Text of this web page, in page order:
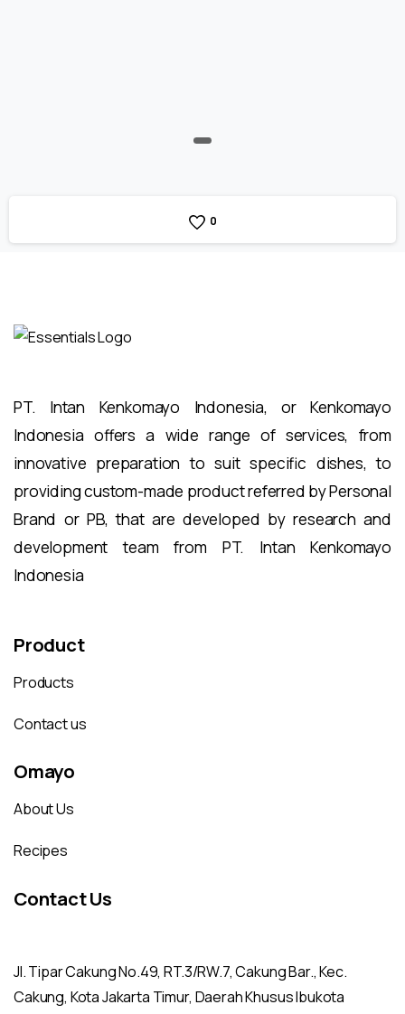
0
PT. Intan Kenkomayo Indonesia, or Kenkomayo
Indonesia offers a wide range of services, from
innovative preparation to suit specific dishes, to
providing custom-made product referred by Personal
Brand or PB, that are developed by research and
development team from PT. Intan Kenkomayo
Indonesia
Product
Products
Contact us
Omayo
About Us
Recipes
Contact Us
Jl. Tipar Cakung No.49, RT.3/RW.7, Cakung Bar., Kec.
Cakung, Kota Jakarta Timur, Daerah Khusus Ibukota